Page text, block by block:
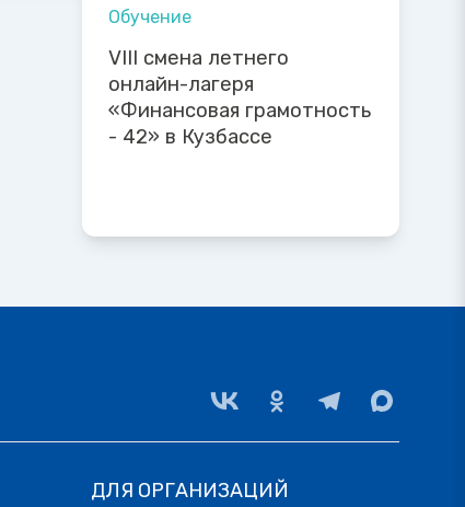
Обучение
VIII смена летнего
онлайн-лагеря
«Финансовая грамотность
- 42» в Кузбассе
ДЛЯ ОРГАНИЗАЦИЙ